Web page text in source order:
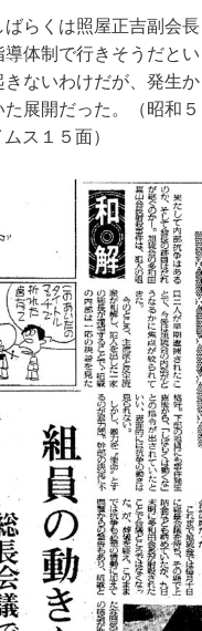
ばらくは照屋正吉副会
体制で行きそうだと
ないわけだが、発生
展開だった。（昭和５
ス１５面）